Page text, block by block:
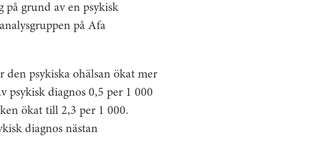
på grund av en psykisk
på Afa
psykiska ohälsan ökat mer
psykisk diagnos 0,5 per 1 000
ökat till 2,3 per 1 000.
diagnos nästan